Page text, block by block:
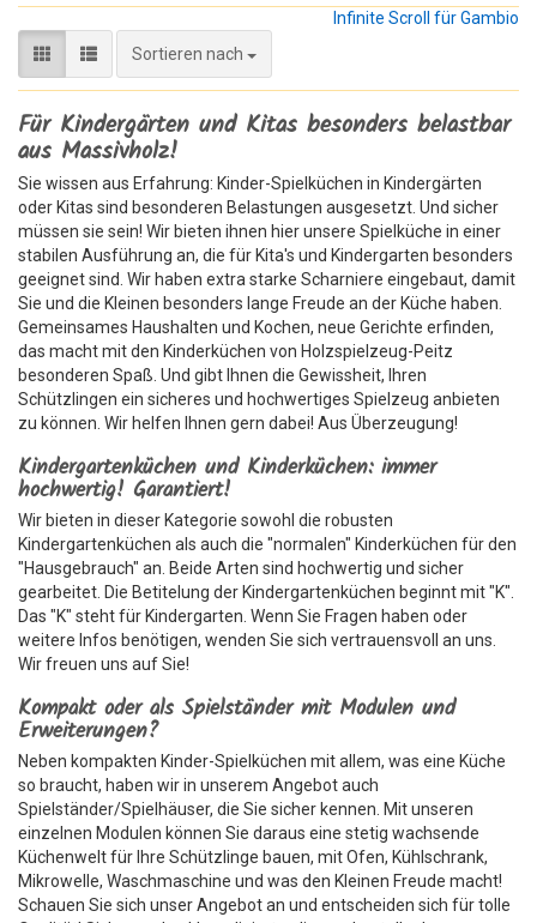
Infinite Scroll für Gambio
Sortieren nach
Sortieren nach
Für Kindergärten und Kitas besonders belastbar
aus Massivholz!
Sie wissen aus Erfahrung: Kinder-Spielküchen in Kindergärten
oder Kitas sind besonderen Belastungen ausgesetzt. Und sicher
müssen sie sein! Wir bieten ihnen hier unsere Spielküche in einer
stabilen Ausführung an, die für Kita's und Kindergarten besonders
geeignet sind. Wir haben extra starke Scharniere eingebaut, damit
Sie und die Kleinen besonders lange Freude an der Küche haben.
Gemeinsames Haushalten und Kochen, neue Gerichte erfinden,
das macht mit den Kinderküchen von Holzspielzeug-Peitz
besonderen Spaß. Und gibt Ihnen die Gewissheit, Ihren
Schützlingen ein sicheres und hochwertiges Spielzeug anbieten
zu können. Wir helfen Ihnen gern dabei! Aus Überzeugung!
Kindergartenküchen und Kinderküchen: immer
hochwertig! Garantiert!
Wir bieten in dieser Kategorie sowohl die robusten
Kindergartenküchen als auch die "normalen" Kinderküchen für den
"Hausgebrauch" an. Beide Arten sind hochwertig und sicher
gearbeitet. Die Betitelung der Kindergartenküchen beginnt mit "K".
Das "K" steht für Kindergarten. Wenn Sie Fragen haben oder
weitere Infos benötigen, wenden Sie sich vertrauensvoll an uns.
Wir freuen uns auf Sie!
Kompakt oder als Spielständer mit Modulen und
Erweiterungen?
Neben kompakten Kinder-Spielküchen mit allem, was eine Küche
so braucht, haben wir in unserem Angebot auch
Spielständer/Spielhäuser, die Sie sicher kennen. Mit unseren
einzelnen Modulen können Sie daraus eine stetig wachsende
Küchenwelt für Ihre Schützlinge bauen, mit Ofen, Kühlschrank,
Mikrowelle, Waschmaschine und was den Kleinen Freude macht!
Schauen Sie sich unser Angebot an und entscheiden sich für tolle